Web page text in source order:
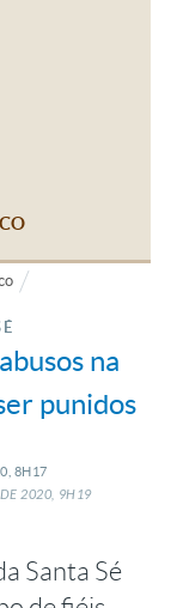
na
punidos
8H17
DE2020, 9H19
Santa Sé